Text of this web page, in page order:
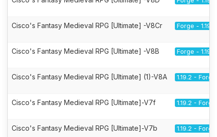
Cisco's Fantasy Medieval RPG [Ultimate] -V8Cr Forge - 1.19.2
Cisco's Fantasy Medieval RPG [Ultimate] -V8B Forge - 1.19.2
Cisco's Fantasy Medieval RPG [Ultimate] (1)-V8A 1.19.2 - Forge
Cisco's Fantasy Medieval RPG [Ultimate]-V7f 1.19.2 - Forge
Cisco's Fantasy Medieval RPG [Ultimate]-V7b 1.19.2 - Forge